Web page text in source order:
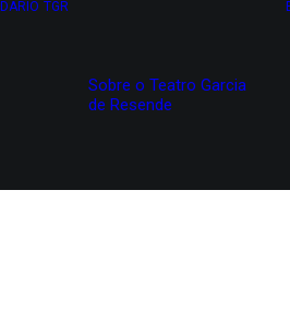
TGR
Sobre o Teatro Garcia
de Resende